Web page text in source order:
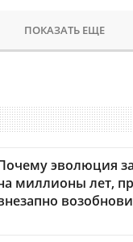
ПОКАЗАТЬ ЕЩЕ
эволюция
миллионы лет,